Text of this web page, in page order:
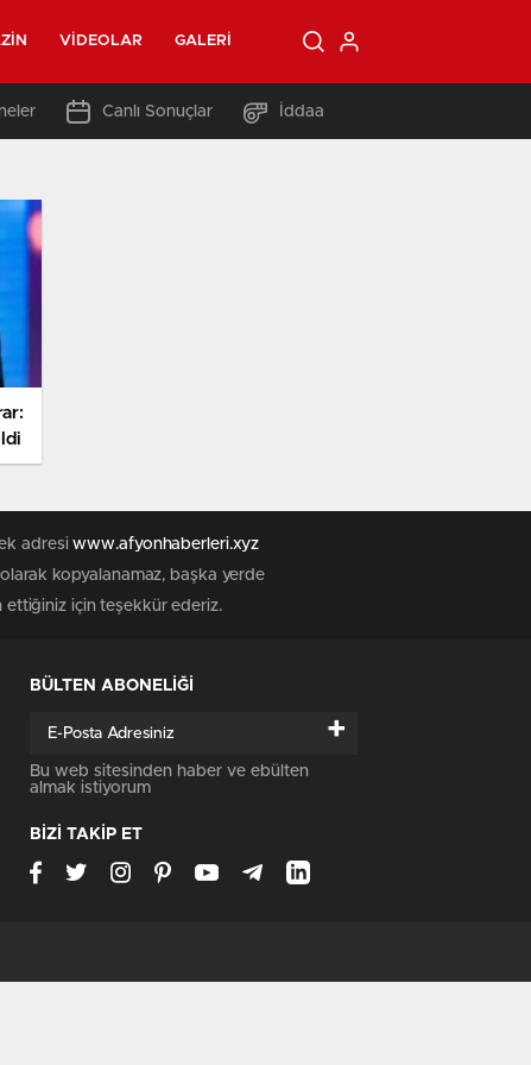
VIDEOLAR GALERI
Canlı Sonuçlar İddaa
adresiwww.afyonhaberleri.xyz
kopyalanamaz, başka yerde
ettiğiniz için teşekkür ederiz.
BÜLTEN ABONELİĞİ
+
Bu web sitesinden haber ve ebülten
almak istiyorum
BİZİ TAKİP ET